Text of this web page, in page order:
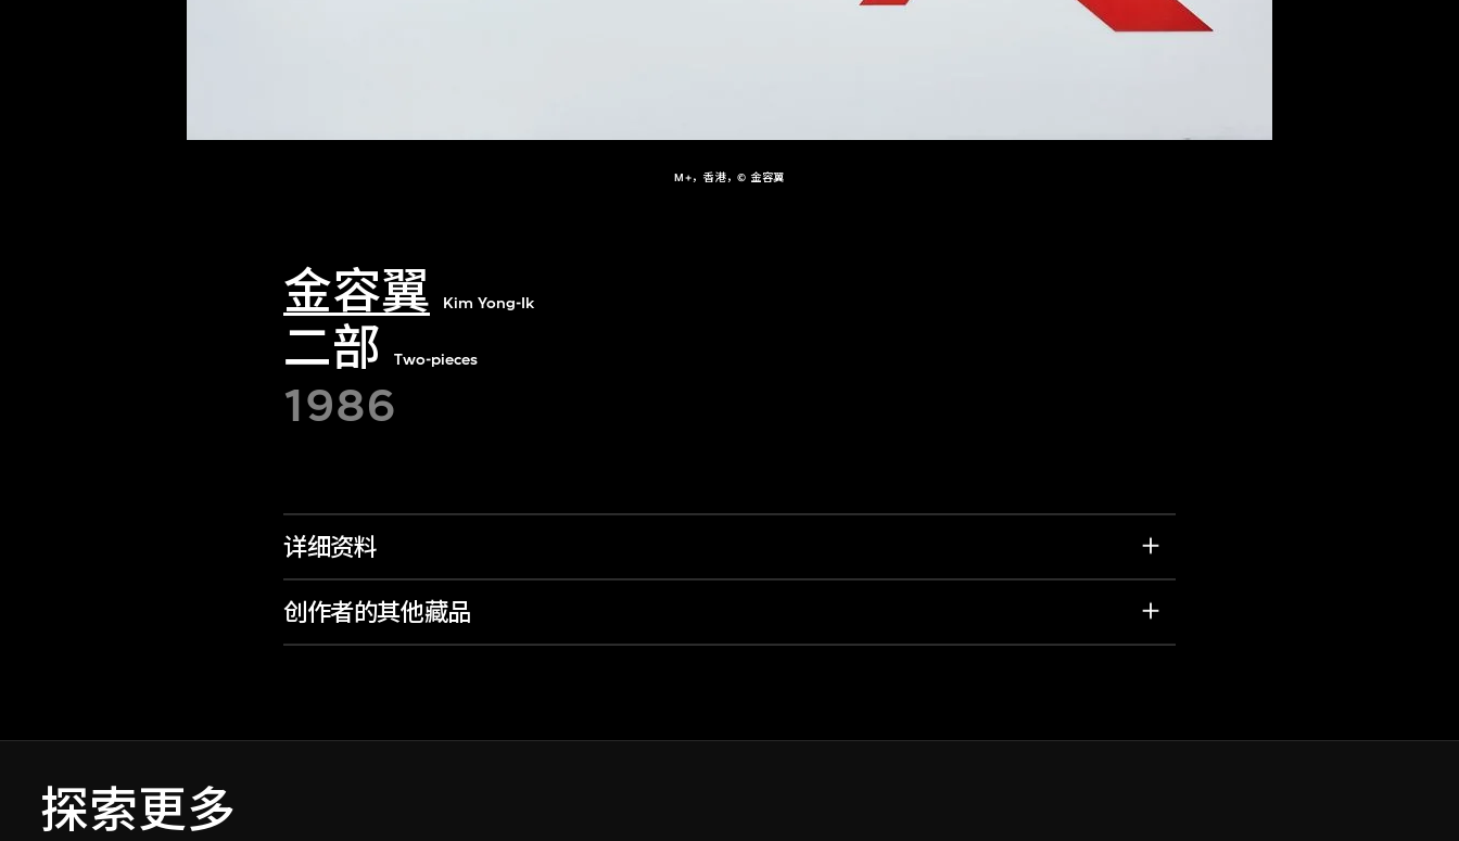
M+，香港，© 金容翼
金容翼 Kim Yong-Ik
二部 Two-pieces
1986
详细资料
创作者的其他藏品
探索更多